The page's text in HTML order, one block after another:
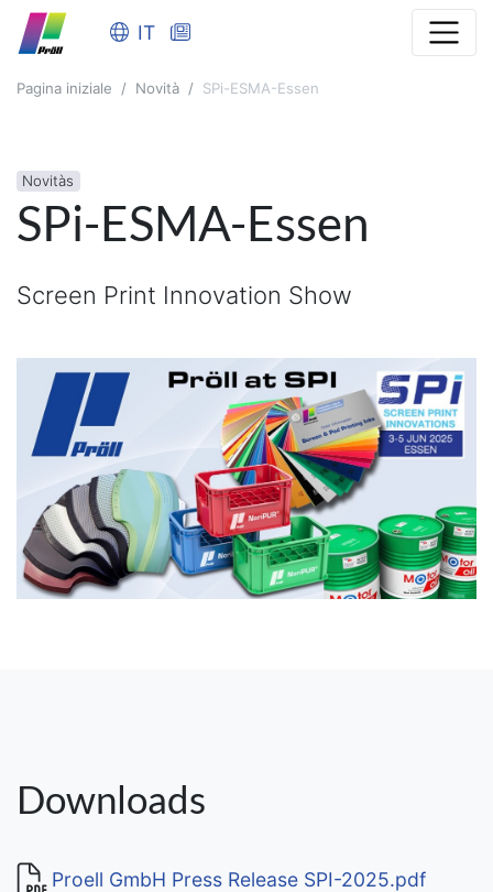
IT
Pagina iniziale Novità SPi-ESMA-Essen
Novitàs
SPi-ESMA-Essen
Screen Print Innovation Show
Downloads
Proell GmbH Press Release SPI-2025.pdf